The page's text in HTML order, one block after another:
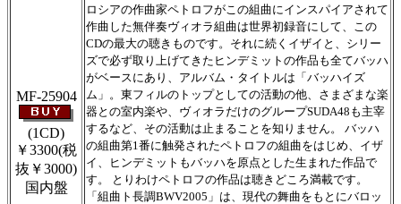
MF-25904
(1CD)
￥3300(税
抜￥3000)
国内盤
ロシアの作曲家ペトロフがこの組曲にインスパイアされて
作曲した無伴奏ヴィオラ組曲は世界初録音にして、この
CDの最大の聴きものです。それに続くイザイと、シリー
ズで必ず取り上げてきたヒンデミットの作品も全てバッハ
がベースにあり、アルバム・タイトルは「バッハイズ
ム」。東フィルのトップとしての活動の他、さまざまな楽
器との室内楽や、ヴィオラだけのグループSUDA48も主宰
するなど、その活動は止まることを知りません。 バッハ
の組曲第1番に触発されたペトロフの組曲をはじめ、イザ
イ、ヒンデミットもバッハを原点とした生まれた作品で
す。 とりわけペトロフの作品は聴きどころ満載です。
「組曲ト長調BWV2005」は、現代の舞曲をもとにバロッ